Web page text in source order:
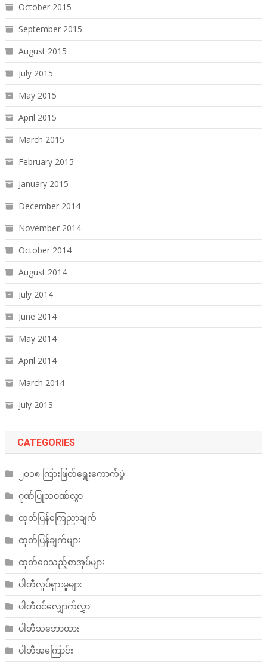
October 2015
September 2015
August 2015
July 2015
May 2015
April 2015
March 2015
February 2015
January 2015
December 2014
November 2014
October 2014
August 2014
July 2014
June 2014
May 2014
April 2014
March 2014
July 2013
CATEGORIES
၂၀၁၈ ကြားဖြတ်ရွေးကောက်ပွဲ
ဂုဏ်ပြုသဝဏ်လွှာ
ထုတ်ပြန်ကြေညာချက်
ထုတ်ပြန်ချက်များ
ထုတ်ဝေသည့်စာအုပ်များ
ပါတီလှုပ်ရှားမှုများ
ပါတီဝင်လျှောက်လွှာ
ပါတီသဘောထား
ပါတီအကြောင်း